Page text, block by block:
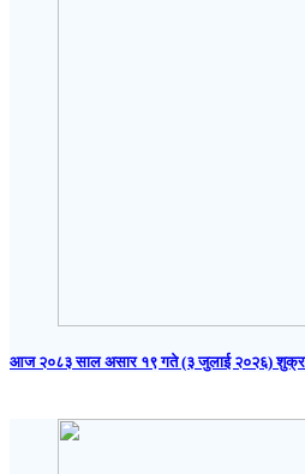
आज २०८३ साल असार १९ गते (३ जुलाई २०२६)